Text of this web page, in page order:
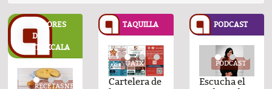
SABORES
DE
TLAXCALA
RECETASNESTLE.COMRECETASNESTLE.COMRECETASNESTLE.COM
TAQUILLA
de Cartelera de
UATX
Cartelera de
Cartelera de
UATX
Cartelera de
PODCAST
PODCAST
Comentario
PODCAST
Comentario
PODCAST
Escucha el